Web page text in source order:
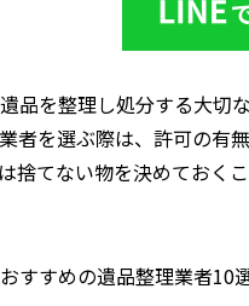
品を整理し処分する大切
者を選ぶ際は、許可の有
捨てない物を決めておく
すすめの遺品整理業者10